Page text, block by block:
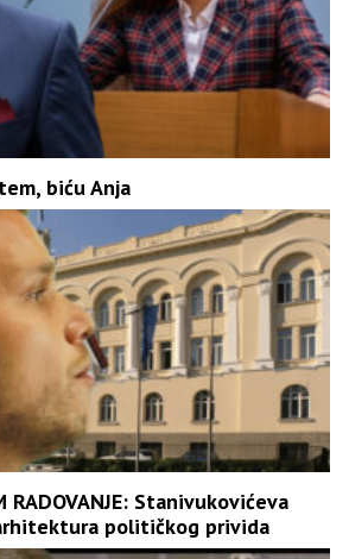
biću Anja
RADOVANJE: Stanivukovićeva
političkog privida